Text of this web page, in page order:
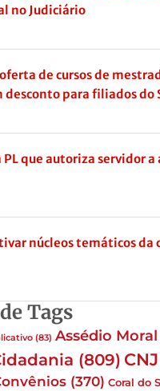
no Judiciário
de cursos de
desconto para filiados do
PL que autoriza servidor a
núcleos temáticos da
Tags
(83) Assédio Moral
(809) CNJ
(370) Coral do